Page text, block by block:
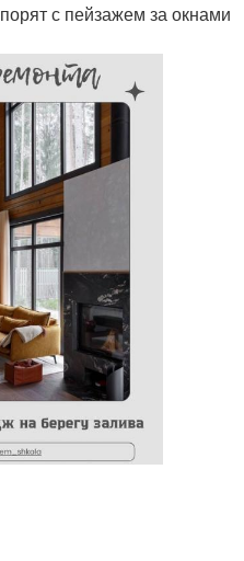
с пейзажем за окнами